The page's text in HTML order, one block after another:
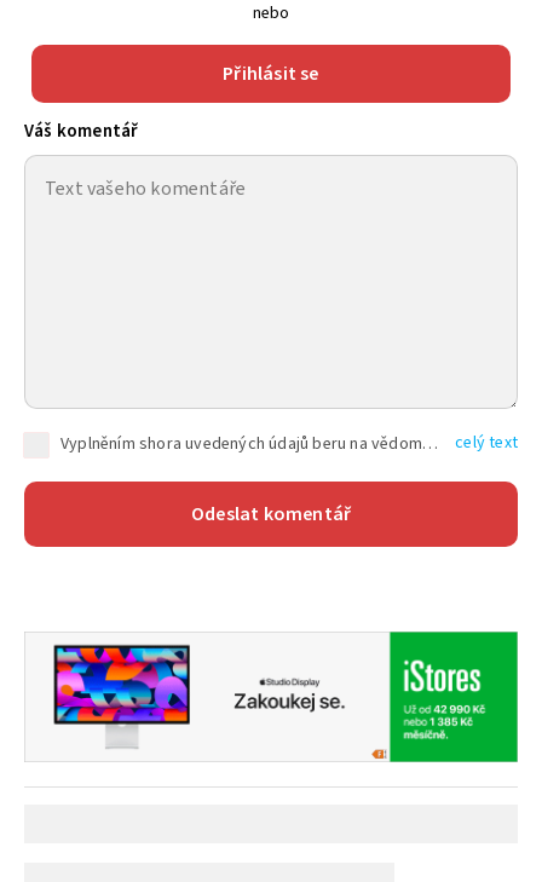
nebo
Přihlásit se
Váš komentář
Vyplněním shora uvedených údajů beru na vědomí, že společnost TEXT FACTORY s.r.o., sídlem Brno, Durďákova 336/29, Černá Pole, PSČ: 613 00, IČ: 06157831, zapsané u Krajského soudu v Brně, oddíl C, vložka 100399, bude zpracovávat mé osobní údaje uvedené v rámci mnou vyplněného registračního formuláře na základě oprávněných zájmů TEXT FACTORY s.r.o. dle čl. 6 odst. 1 písm. f) GDPR a pro splnění právních povinností (čl. 6 odst. 1 písm. c) GDPR), a to pro tyto účely: nezbytnost zajistit oprávnění návštěvníka webových stránek provozovaných společností TEXT FACTORY s.r.o. přispívat aktivně ke zveřejněným článkům nebo v rámci diskusních fór a výkon práv TEXT FACTORY s.r.o. jako administrátora těchto diskusních fór. Více informací o zpracování osobních údajů a právech lze nalézt v celý text